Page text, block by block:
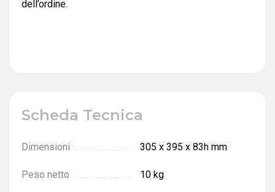
dell’ordine.
Scheda Tecnica
Dimensioni 305 х 395 х 83h mm
Peso netto 10 kg